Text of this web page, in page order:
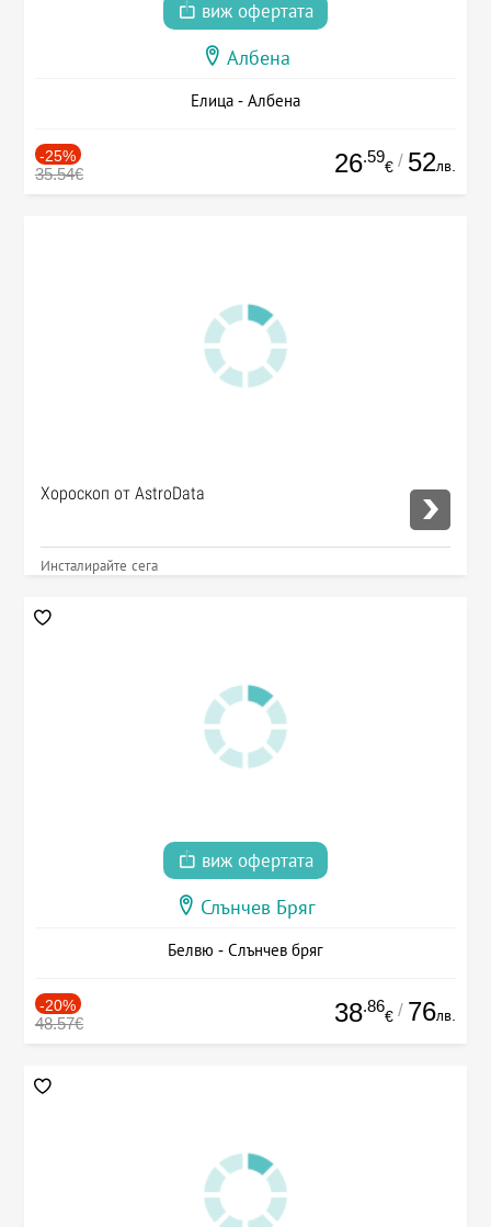
виж офертата
Албена
Елица - Албена
-25%
35.54€ 26.59
€ / 52лв.
Хороскоп от AstroData
Инсталирайте сега
виж офертата
Слънчев Бряг
Белвю - Слънчев бряг
-20%
48.57€ 38.86
€ / 76лв.